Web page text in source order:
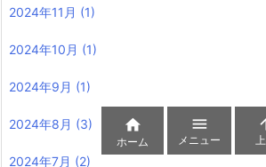
2024年11月 (1)
2024年10月 (1)
2024年9月 (1)
2024年8月 (3)
2024年7月 (2)

ホーム

メニュー